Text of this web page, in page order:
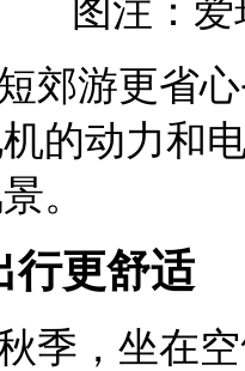
图注：
郊游更省
的动力和
。
行更舒适
季，坐在